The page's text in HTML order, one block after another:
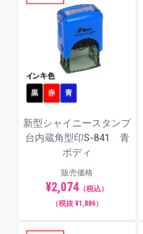
新型シャイニースタンプ
台内蔵角型印S-841 青
ボディ
販売価格
¥2,074 （税込）
（税抜 ¥1,886）